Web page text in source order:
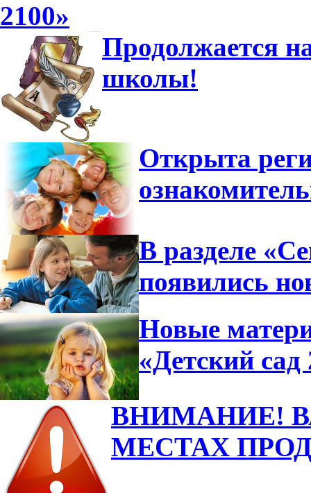
2100»
Продолжается
школы!
Открыта
В разделе
появились
Новые
«Детский сад
ВНИМАНИЕ!
МЕСТАХ